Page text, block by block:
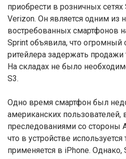
приобрести в розничных сетях
Verizon. Он является одним из
востребованных смартфонов
Sprint объявила, что огромный
ритейлера задержать
На складах не было
S3.
Одно время смартфон был
американских
преследованиями со стороны
что в устройстве используется
применяется в iPhone. Однако,